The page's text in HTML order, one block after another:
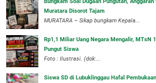
Muratara Disorot Tajam
‎MURATARA – Sikap bungkam Kepala...
‎Rp1,1 Miliar Uang Negara Mengalir, MTsN
Pungut Siswa
Foto : Ilustrasi. (dok:...
Siswa SD di Lubuklinggau Hafal